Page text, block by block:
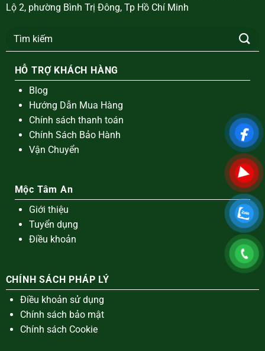
Lộ 2, phường Bình Trị Đông, Tp Hồ Chí Minh
Tìm
HỖ TRỢ KHÁCH HÀNG
Blog
Hướng Dẫn Mua Hàng
Chính sách thanh toán
Chính Sách Bảo Hành
Vận Chuyển
Mộc Tâm An
Giới thiệu
Tuyển dụng
Điều khoản
CHÍNH SÁCH PHÁP LÝ
Điều khoản sử dụng
Chính sách bảo mật
Chính sách Cookie